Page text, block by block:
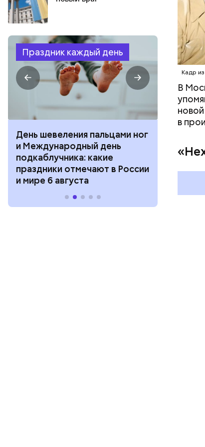
Праздник каждый день
День шевеления пальцами ног
и Международный день
подкаблучника: какие
праздники отмечают в России
и мире 6 августа
Кадр
В
в